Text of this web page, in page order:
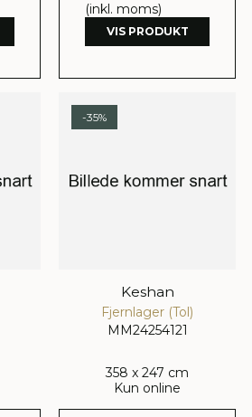
(inkl. moms)
VIS PRODUKT
-35%
Keshan
Fjernlager (Tol)
MM24254121
358 x 247 cm
Kun online